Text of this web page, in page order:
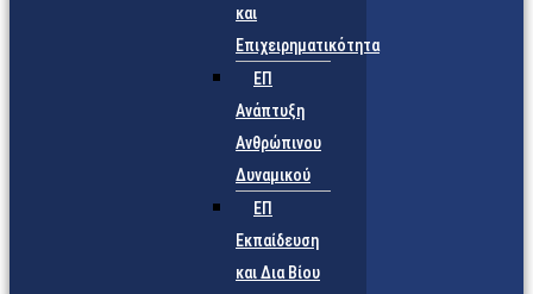
και
Επιχειρηματικότητα
ΕΠ
Ανάπτυξη
Ανθρώπινου
Δυναμικού
ΕΠ
Εκπαίδευση
και Δια Βίου